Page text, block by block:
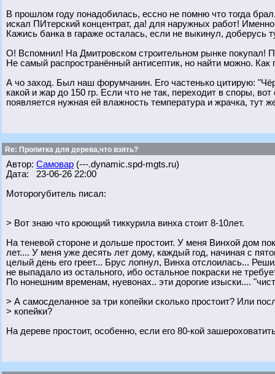
В прошлом году понадобилась, ессно не помню что тогда
искал ПИтерский концентрат, да! для наружных работ!
Кажись банка в гараже осталась, если не выкинул, доберусь
О! Вспомнил! На Дмитровском строительном рынке покупал!
Не самый распространённый антисептик, но найти можно.
А чо заход. Был наш форумчанин. Его частенько цитирую:
какой и жар до 150 гр. Если что не так, переходит в споры,
появляется нужная ей влажность температура и жрачка, тут
Re: Пропитка для дерева,что взять?
Автор: Самовар (---.dynamic.spd-mgts.ru)
Дата: 23-06-26 22:00
Моторогубитель писал:
> Вот знаю что кроющий тиккурила винха стоит 8-10лет.
На теневой стороне и дольше простоит. У меня Винхой дом
лет.... У меня уже десять лет дому, каждый год, начиная с
целый день его греет... Брус лопнул, Винха отслоилась...
не выпадало из остального, ибо остальное покраски не
По нонешним временам, нуевонах.. эти дорогие изыски....
> А самосделанное за три копейки сколько простоит? Или
> копейки?
На дереве простоит, особенно, если его 80-кой